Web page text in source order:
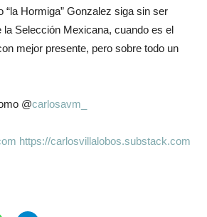
“la Hormiga” Gonzalez siga sin ser
la Selección Mexicana, cuando es el
mejor presente, pero sobre todo un
@carlosavm_
https://carlosvillalobos.substack.com